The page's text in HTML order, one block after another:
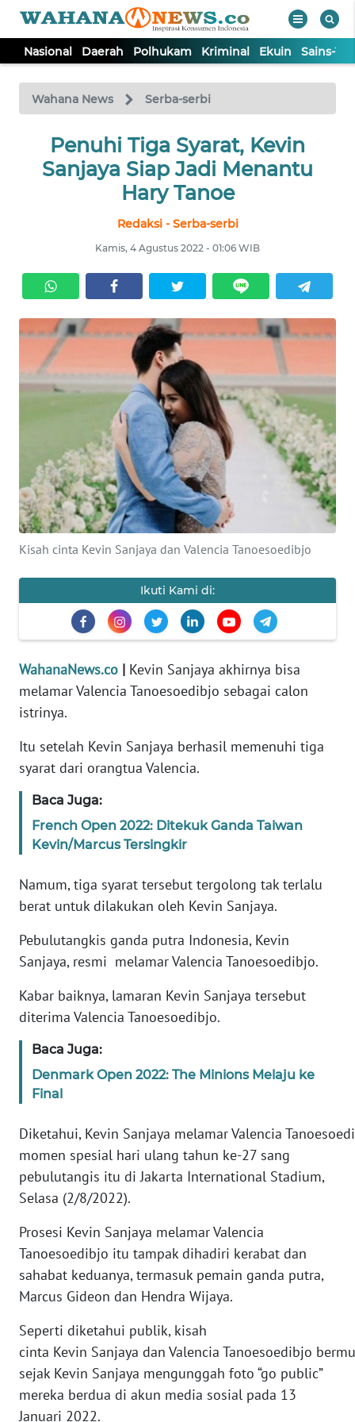
Nasional Daerah Polhukam Kriminal Ekuin Sains-
Wahana News Serba-serbi
Penuhi Tiga Syarat, Kevin
Sanjaya Siap Jadi Menantu
Hary Tanoe
Redaksi - Serba-serbi
Kamis, 4 Agustus 2022 - 01:06 WIB
Kisah cinta Kevin Sanjaya dan Valencia Tanoesoedibjo
Ikuti Kami di:
WahanaNews.co | Kevin Sanjaya akhirnya bisa
melamar Valencia Tanoesoedibjo sebagai calon
istrinya.
Itu setelah Kevin Sanjaya berhasil memenuhi tiga
syarat dari orangtua Valencia.
Baca Juga:
French Open 2022: Ditekuk Ganda Taiwan
Kevin/Marcus Tersingkir
Namum, tiga syarat tersebut tergolong tak terlalu
berat untuk dilakukan oleh Kevin Sanjaya.
Pebulutangkis ganda putra Indonesia, Kevin
Sanjaya, resmi melamar Valencia Tanoesoedibjo.
Kabar baiknya, lamaran Kevin Sanjaya tersebut
diterima Valencia Tanoesoedibjo.
Baca Juga:
Denmark Open 2022: The Minions Melaju ke
Final
Diketahui, Kevin Sanjaya melamar Valencia
momen spesial hari ulang tahun ke-27 sang
pebulutangis itu di Jakarta International Stadium,
Selasa (2/8/2022).
Prosesi Kevin Sanjaya melamar Valencia
Tanoesoedibjo itu tampak dihadiri kerabat dan
sahabat keduanya, termasuk pemain ganda putra,
Marcus Gideon dan Hendra Wijaya.
Seperti diketahui publik, kisah
cinta Kevin Sanjaya dan Valencia Tanoesoedibjo
sejak Kevin Sanjaya mengunggah foto “go public”
mereka berdua di akun media sosial pada 13
Januari 2022.
TV
Tutup
NASIONAL
KRIMINAL
EKUIN
SAINS-TEKNO
INTERNASIONAL
SERBA-SERBI
PENDIDIKAN
EDITORIAL
Informasi
INDEKS
BERITA
KAMI
IKLAN
KAMI
MEDIA
SIBER
Wahana
News
WN
SUMUT
JAKARTA
WN
JABAR